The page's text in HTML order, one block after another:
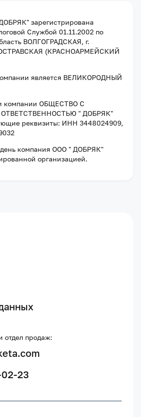
зарегистрирована
Службой 01.11.2002 по
ВОЛГОГРАДСКАЯ, г.
(КРАСНОАРМЕЙСКИЙ
является ВЕЛИКОРОДНЫЙ
компании ОБЩЕСТВО С
" ДОБРЯК"
реквизиты: ИНН 3448024909,
компания ООО " ДОБРЯК"
организацией.
отдел продаж:
23